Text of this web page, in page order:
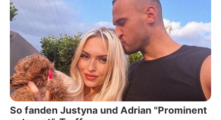
So fanden Justyna und Adrian "Prominent